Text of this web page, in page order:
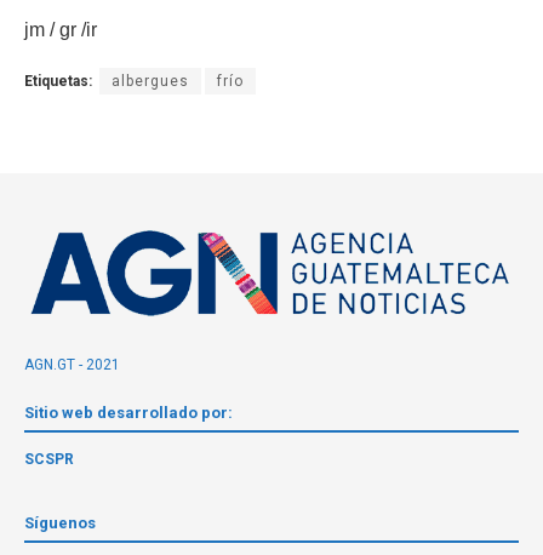
jm / gr /ir
Etiquetas: albergues frío
AGN.GT - 2021
Sitio web desarrollado por:
SCSPR
Síguenos